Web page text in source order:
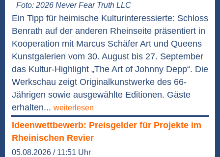
Foto: 2026 Never Fear Truth LLC
Ein Tipp für heimische Kulturinteressierte: Schloss
Benrath auf der anderen Rheinseite präsentiert in
Kooperation mit Marcus Schäfer Art und Queens
Kunstgalerien vom 30. August bis 27. September
das Kultur-Highlight „The Art of Johnny Depp“. Die
Werkschau zeigt Originalkunstwerke des 66-
Jährigen sowie ausgewählte Editionen. Gäste
erhalten... weiterlesen
Ideenwettbewerb: Preisgelder für Projekte im
Rheinischen Revier
05.08.2026 / 11:51 Uhr